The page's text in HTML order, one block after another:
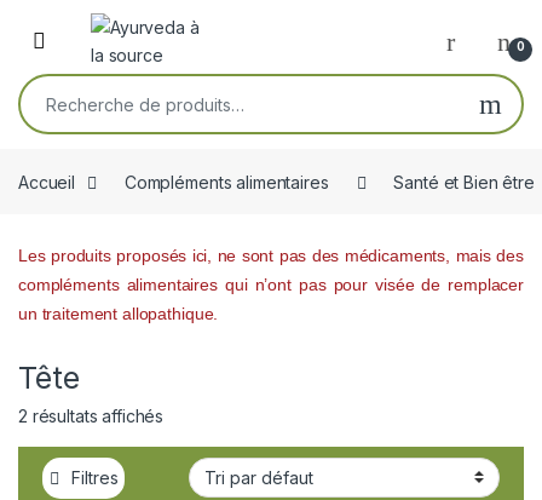
Skip to navigation
Skip to content
Open 0
Recherche pour :
Accueil Compléments alimentaires Santé et Bien être
Les produits proposés ici, ne sont pas des médicaments, mais des
compléments alimentaires qui n’ont pas pour visée de remplacer
un traitement allopathique.
Tête
2 résultats affichés
Filtres